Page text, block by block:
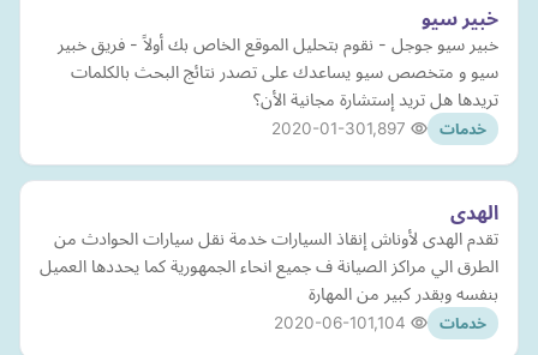
خبير سيو
خبير سيو جوجل - نقوم بتحليل الموقع الخاص بك أولاً - فريق خبير
سيو و متخصص سيو يساعدك على تصدر نتائج البحث بالكلمات
تريدها هل تريد إستشارة مجانية الأن؟
خدمات 2020-01-30
الهدى
تقدم الهدى لأوناش إنقاذ السيارات خدمة نقل سيارات الحوادث من
الطرق الي مراكز الصيانة ف جميع انحاء الجمهورية كما يحددها العميل
بنفسه وبقدر كبير من المهارة
خدمات 2020-06-10